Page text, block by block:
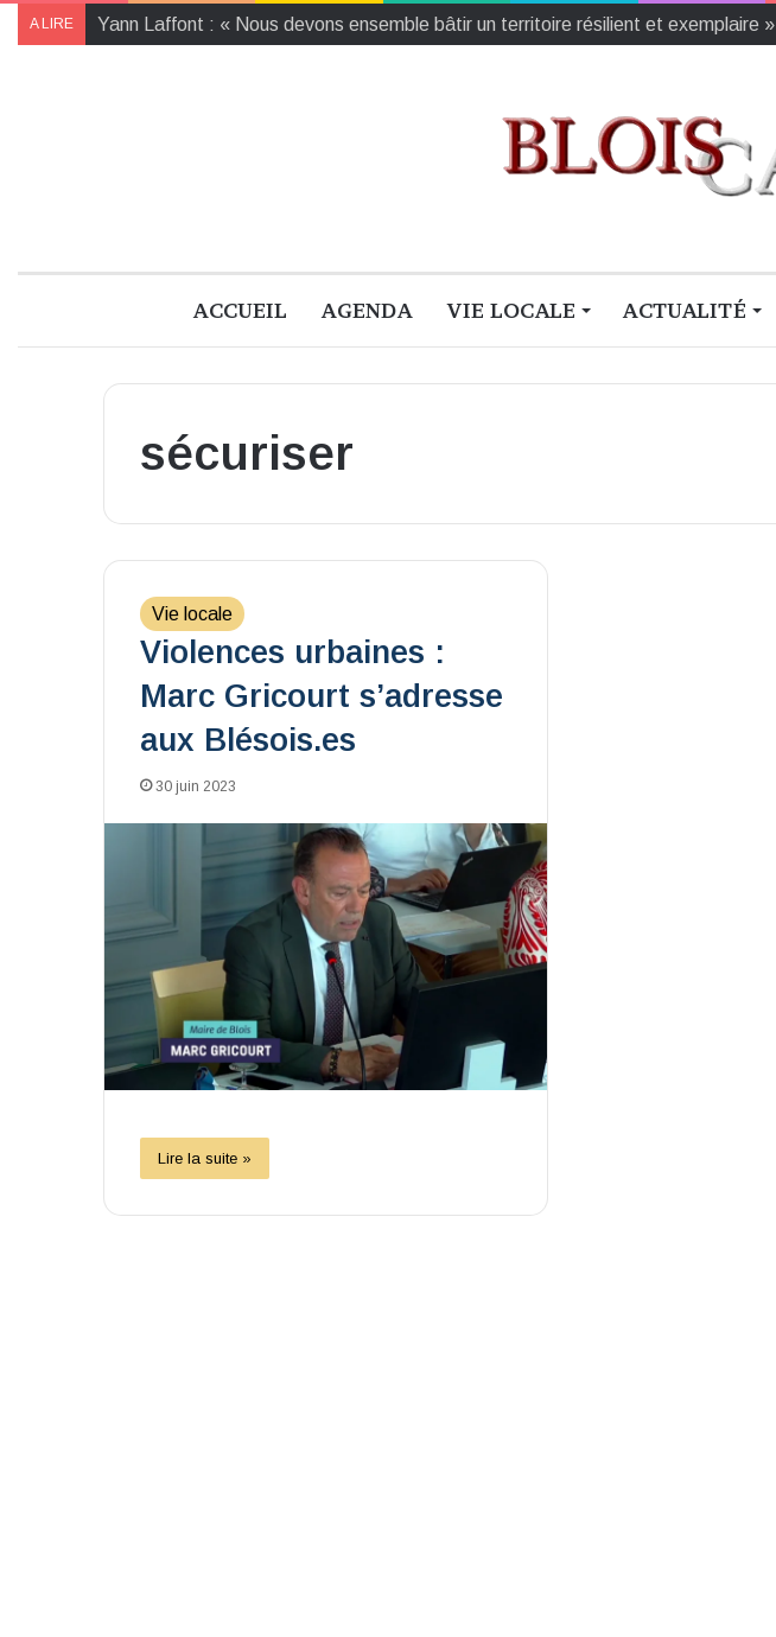
A LIRE Yann Laffont : « Nous devons ensemble bâtir un territoire résilient et exemplaire »
ACCUEIL AGENDA VIE LOCALE ACTUALITÉ
sécuriser
Vie locale
Violences urbaines :
Marc Gricourt s’adresse
aux Blésois.es
30 juin 2023
Lire la suite »